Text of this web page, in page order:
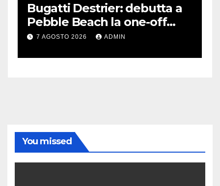
Destrier: debutta a
Beach la one-off
dalla Bolide
ADMIN
Stop ai
PlayStation:
You missed